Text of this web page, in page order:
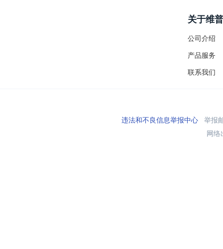
关于维普
公司介绍
产品服务
联系我们
违法和不良信息举报中心举报
网